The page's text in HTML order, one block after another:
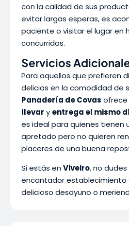
con la calidad de sus
evitar largas esperas, es
paciente o visitar el lugar en
concurridas.
Servicios
Para aquellos que prefieren
delicias en la comodidad de
Panadería de Covas ofrece
llevar y entrega el mismo
es ideal para quienes tienen
apretado pero no quieren
placeres de una buena
Si estás en Viveiro, no
encantador establecimiento
delicioso desayuno o